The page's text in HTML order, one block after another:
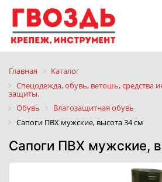
Главная
Каталог
Спецодежда, обувь, ветошь, средства
защиты.
Обувь
Влагозащитная обувь
Сапоги ПВХ мужские, высота 34 см
Сапоги ПВХ мужские,